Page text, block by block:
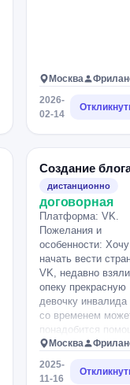
Москва
2026-
02-14
Создание
дистанционно
договорная
Платформа: VK.
Пожелания и
особенности: Хочу
начать вести
VK, недавно
опеку прекрасную
девочку инвалида
со временем
понадобится
людей , вообще
пообщаться на
приемных детей и
Москва
2025-
11-16